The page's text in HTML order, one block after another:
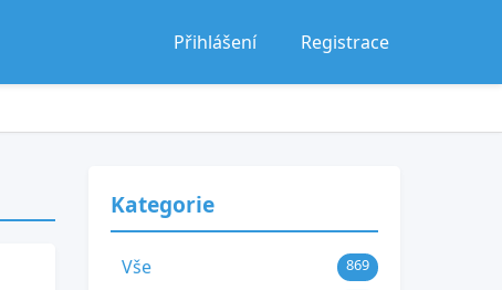
Přihlášení Registrace
Kategorie
Vše 869